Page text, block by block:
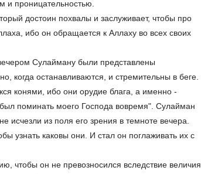
и проницательностью.
достоин похвалы и заслуживает, чтобы про
ибо он обращается к Аллаху во всех своих
Сулайману были представлены
когда останавливаются, и стремительны в беге.
конями, ибо они орудие блага, а именно -
поминать моего Господа вовремя". Сулайман
исчезли из поля его зрения в темноте вечера.
узнать каковы они. И стал он поглаживать их с
чтобы он не превозносился вследствие величия